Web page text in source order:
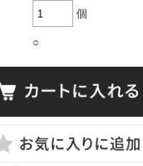
個
○